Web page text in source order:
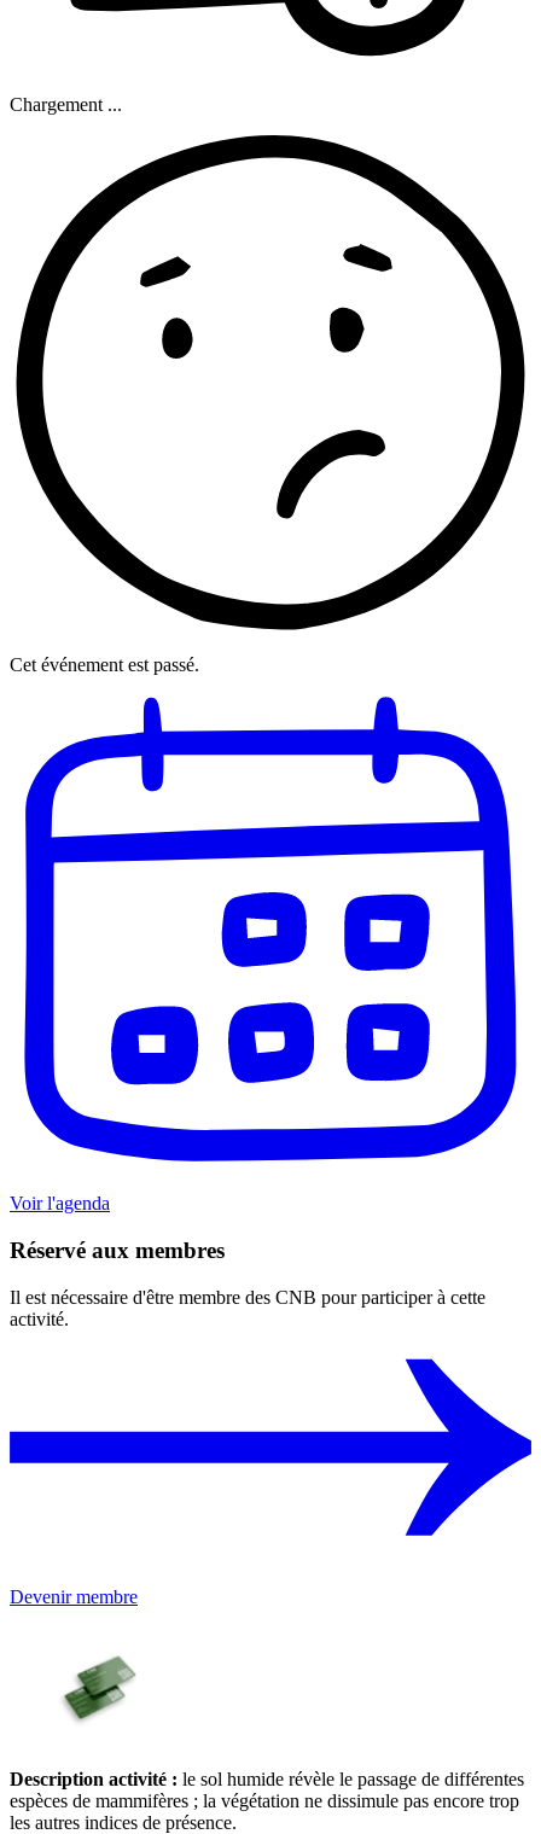
Chargement ...
Cet événement est passé.
Voir l'agenda
Réservé aux membres
Il est nécessaire d'être membre des CNB pour participer à cette
activité.
Devenir membre
Description activité : le sol humide révèle le passage de différentes
espèces de mammifères ; la végétation ne dissimule pas encore trop
les autres indices de présence.